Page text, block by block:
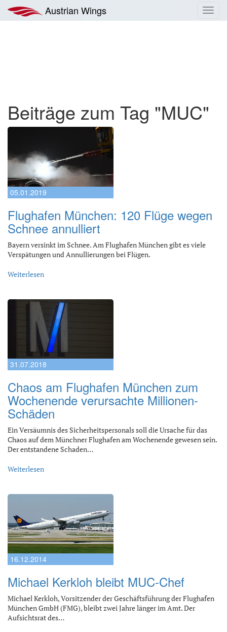
Inhalt
springen
Austrian Wings
Beiträge zum Tag "MUC"
05.01.2019
Flughafen München: 120 Flüge wegen
Schnee annulliert
Bayern versinkt im Schnee. Am Flughafen München gibt es viele
Verspätungen und Annullierungen bei Flügen.
Weiterlesen
31.07.2018
Chaos am Flughafen München zum
Wochenende verursachte Millionen-
Schäden
Ein Versäumnis des Sicherheitspersonals soll die Ursache für das
Chaos auf dem Münchner Flughafen am Wochenende gewesen sein.
Der entstandene Schaden…
Weiterlesen
16.12.2014
Michael Kerkloh bleibt MUC-Chef
Michael Kerkloh, Vorsitzender der Geschäftsführung der Flughafen
München GmbH (FMG), bleibt zwei Jahre länger im Amt. Der
Aufsichtsrat des…